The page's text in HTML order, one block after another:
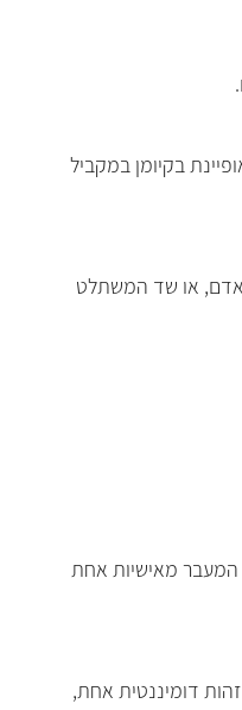
בקיומן במקביל
באדם, או שד המשתלט
המעבר מאישיות אחת
דומיננטית אחת,